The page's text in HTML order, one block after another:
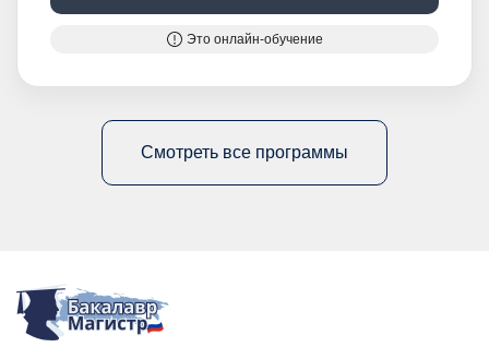
Это онлайн-обучение
Смотреть все программы